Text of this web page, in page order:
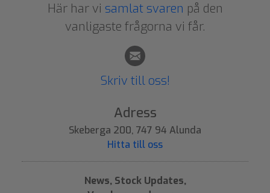
Här har vi samlat svaren på den
vanligaste frågorna vi får.
Skriv till oss!
Adress
Skeberga 200, 747 94 Alunda
Hitta till oss
News, Stock Updates,